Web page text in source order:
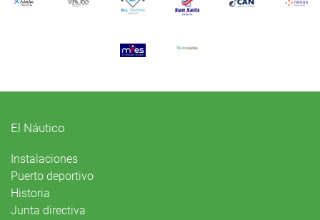
El Náutico
Instalaciones
Puerto deportivo
Historia
Junta directiva